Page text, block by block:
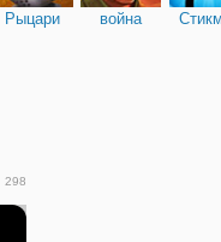
Рыцари война
298